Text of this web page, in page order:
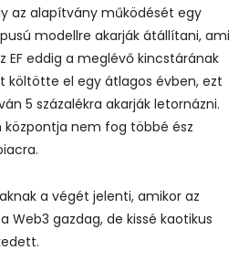
az alapítvány működését egy
modellre akarják átállítani, ami
EF eddig a meglévő kincstárának
költötte el egy átlagos évben, ezt
5 százalékra akarják letornázni.
központja nem fog többé ész
a végét jelenti, amikor az
Web3 gazdag, de kissé kaotikus